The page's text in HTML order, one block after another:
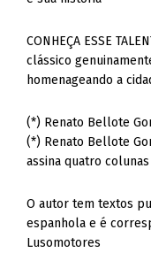
CONHEÇA ESSE
clássico
homenageando a
(*) Renato Bellote
(*) Renato Bellote
assina quatro
O autor tem textos
espanhola e é
Lusomotores